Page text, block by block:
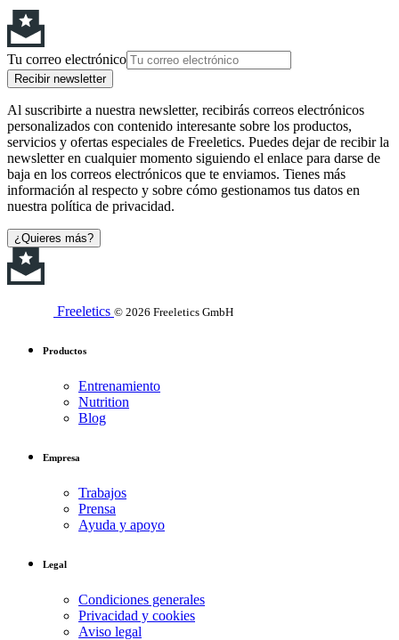
Tu correo electrónico
Recibir newsletter
Al suscribirte a nuestra newsletter, recibirás correos electrónicos
personalizados con contenido interesante sobre los productos,
servicios y ofertas especiales de Freeletics. Puedes dejar de recibir la
newsletter en cualquier momento siguiendo el enlace para darse de
baja en los correos electrónicos que te enviamos. Tienes más
información al respecto y sobre cómo gestionamos tus datos en
nuestra política de privacidad.
¿Quieres más?
Freeletics © 2026 Freeletics GmbH
Productos
Entrenamiento
Nutrition
Blog
Empresa
Trabajos
Prensa
Ayuda y apoyo
Legal
Condiciones generales
Privacidad y cookies
Aviso legal